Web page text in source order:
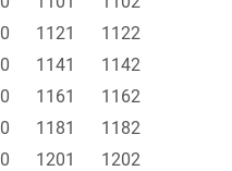
1121
1122
1141
1142
1161
1162
1181
1182
1201
1202